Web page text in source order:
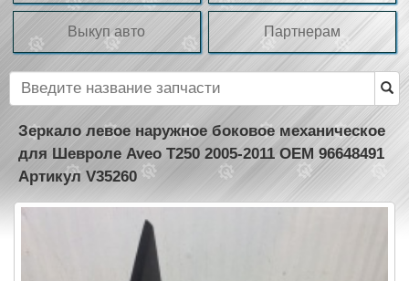
Выкуп авто Партнерам
Зеркало левое наружное боковое механическое
для Шевроле Aveo T250 2005-2011 OEM 96648491
Артикул V35260